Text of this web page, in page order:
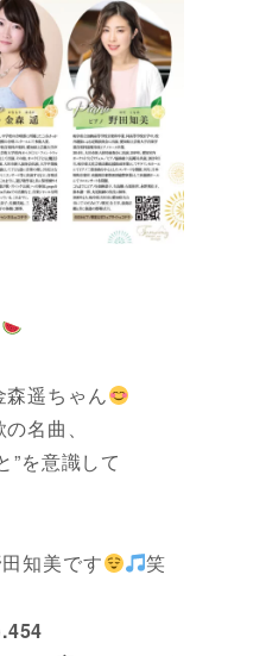
遥ちゃん
名曲、
”を意識して
知美です 笑